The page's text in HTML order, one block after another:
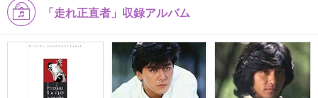
「走れ正直者」収録アルバム